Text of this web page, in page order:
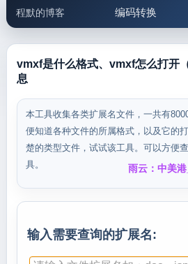
程默的博客 编码转换
邮件工具 生活便民
vmxf是什么格式、vmxf怎么打开
息
本工具收集各类扩展名文件，一共有
便知道各种文件的所属格式，以及它的
楚的类型文件，试试该工具。可以方便
具。
雨云：中美
输入需要查询的扩展名: